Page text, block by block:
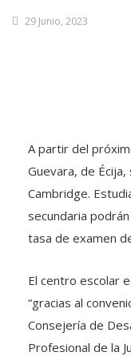
29 Junio, 2023
A partir del
Guevara, de
Cambridge.
secundaria
tasa de examen
El centro escolar
“gracias al
Consejería de
Profesional de la